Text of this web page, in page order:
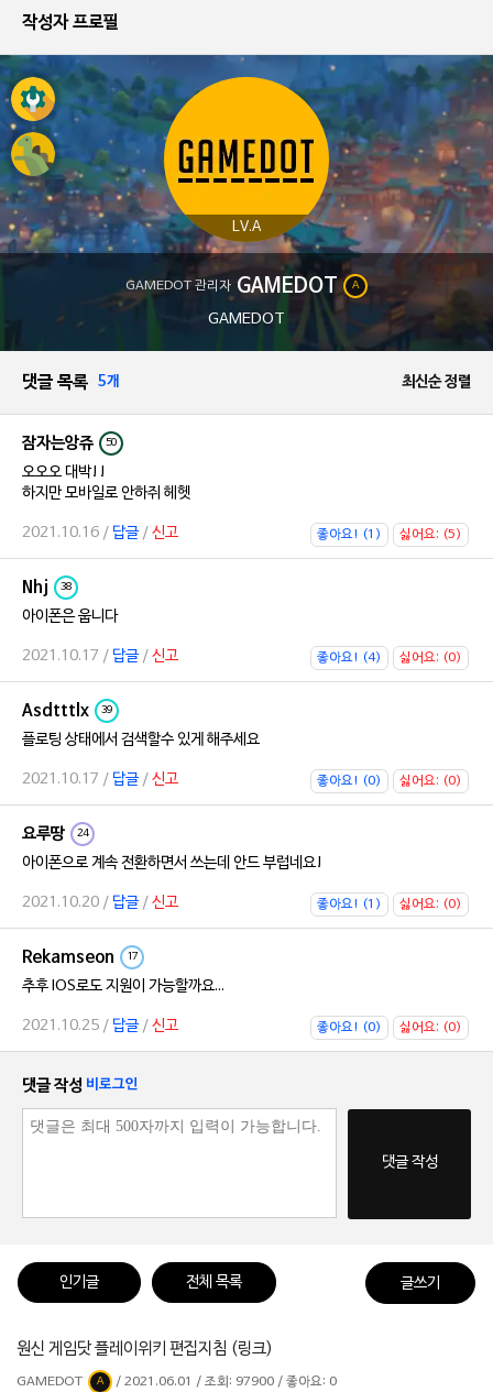
작성자 프로필
LV.A
GAMEDOT 관리자 GAMEDOT A
GAMEDOT
댓글 목록 5개 최신순 정렬
잠자는앙쥬 50
오오오 대박!!
하지만 모바일로 안하쥐 헤헷
2021.10.16 / 답글/ 신고 좋아요! (1) 싫어요; (5)
Nhj 38
아이폰은 웁니다
2021.10.17 / 답글/ 신고 좋아요! (4) 싫어요; (0)
Asdtttlx 39
플로팅 상태에서 검색할수 있게 해주세요
2021.10.17 / 답글/ 신고 좋아요! (0) 싫어요; (0)
요루땅 24
아이폰으로 계속 전환하면서 쓰는데 안드 부럽네요!
2021.10.20 / 답글/ 신고 좋아요! (1) 싫어요; (0)
Rekamseon 17
추후 IOS로도 지원이 가능할까요...
2021.10.25 / 답글/ 신고 좋아요! (0) 싫어요; (0)
댓글 작성 비로그인
댓글 작성
인기글 전체 목록 글쓰기
원신 게임닷 플레이위키 편집지침 (링크)
GAMEDOT A / 2021.06.01 / 조회: 97900 / 좋아요: 0